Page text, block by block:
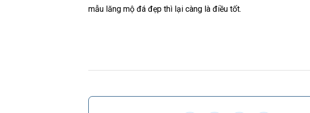
mẫu lăng mộ đá đẹp thì lại càng là điều tốt.